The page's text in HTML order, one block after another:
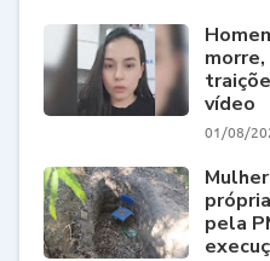
vídeo
01/08/
pela